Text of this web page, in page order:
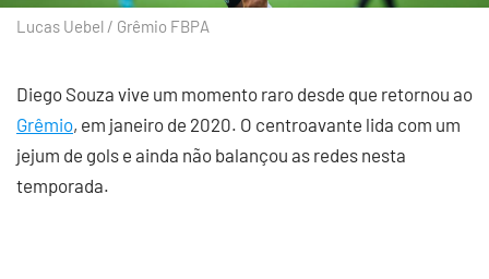
Lucas Uebel / Grêmio FBPA
Diego Souza vive um momento raro desde que retornou ao
Grêmio, em janeiro de 2020. O centroavante lida com um
jejum de gols e ainda não balançou as redes nesta
temporada.